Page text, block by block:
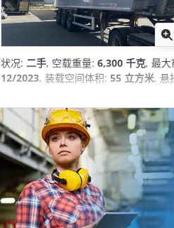
状况: 二手, 空载重量: 6,300 千克, 最大
12/2023, 装载空间体积: 55 立方米, 悬